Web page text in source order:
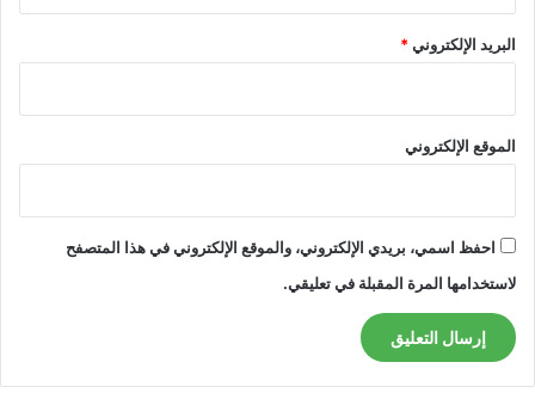
البريد الإلكتروني*
الموقع الإلكتروني
احفظ اسمي، بريدي الإلكتروني، والموقع الإلكتروني في هذا المتصفح
لاستخدامها المرة المقبلة في تعليقي.